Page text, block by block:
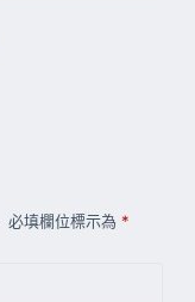
必填欄位標示為 *